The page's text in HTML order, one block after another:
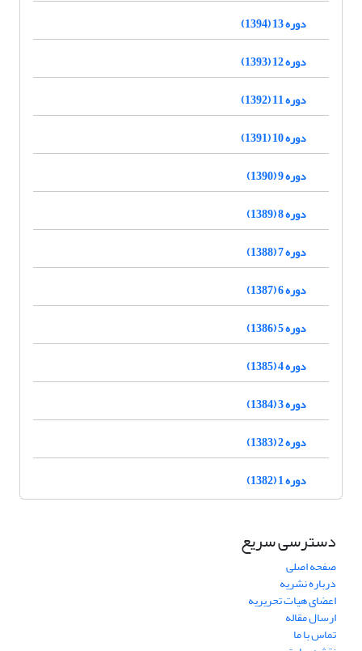
دوره 13 (1394)
دوره 12 (1393)
دوره 11 (1392)
دوره 10 (1391)
دوره 9 (1390)
دوره 8 (1389)
دوره 7 (1388)
دوره 6 (1387)
دوره 5 (1386)
دوره 4 (1385)
دوره 3 (1384)
دوره 2 (1383)
دوره 1 (1382)
دسترسی سریع
صفحه اصلی
درباره نشریه
اعضای هیات تحریریه
ارسال مقاله
تماس با ما